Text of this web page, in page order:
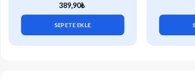
389,90₺
SEPETE EKLE